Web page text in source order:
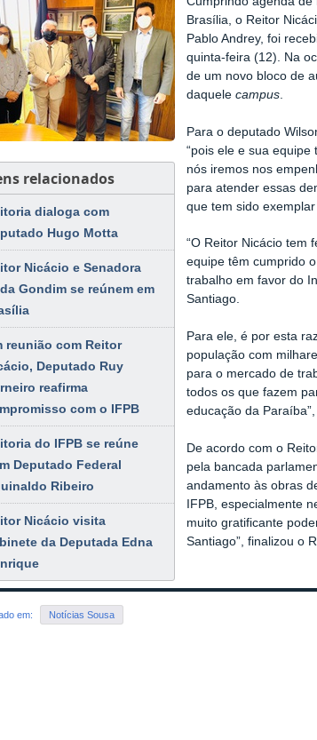
relacionados
dialoga com
Hugo Motta
Nicácio e Senadora
Gondim se reúnem em
reunião com Reitor
Deputado Ruy
reafirma
com o IFPB
do IFPB se reúne
Deputado Federal
Ribeiro
Nicácio visita
da Deputada Edna
Brasília, o Reitor
Pablo Andrey, foi
quinta-feira (12). Na
de um novo bloco de
daquele campus.
Para o deputado
“pois ele e sua
nós iremos nos
para atender essas
que tem sido
“O Reitor Nicácio tem
equipe têm cumprido
trabalho em favor do
Santiago.
Para ele, é por esta
população com
para o mercado de
todos os que fazem
educação da
De acordo com o
pela bancada
andamento às obras
IFPB, especialmente
muito gratificante
Santiago”, finalizou o
em: Notícias Sousa